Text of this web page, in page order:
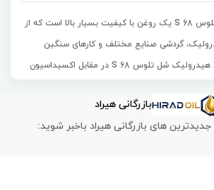
روغن هیدرولیک شل تلوس S 68 یک روغن با کیفیت بسیار بالا است که از
گردشی صنایع مختلف و کارهای سنگین
استفاده می‌کنند. روغن هیدرولیک شل تلوس S 68 در مقابل اکسیداسیون
خود را به خوبی حفظ می‌کند. این محصول سبب
و زنگ‌زدگی می‌شود. روغن هیدرولیک شل تلوس
بازرگانی هیراد
های بازرگانی هیراد باخبر شوید: